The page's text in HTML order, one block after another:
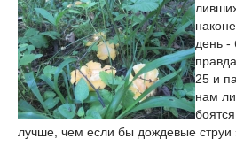
день -
25 и
нам
лучше, чем если бы дождевые струи